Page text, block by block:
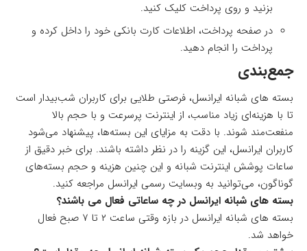
بزنید و روی پرداخت کلیک کنید.
در صفحه پرداخت، اطلاعات کارت بانکی خود را داخل کرده و
پرداخت را انجام دهید.
جمع‌بندی
بسته های شبانه ایرانسل، فرصتی طلایی برای کاربران شب‌بیدار است
تا با هزینه‌ای زیاد مناسب، از اینترنت پرسرعت و با حجم بالا
منفعت‌مند شوند. با دقت به مزایای این بسته‌ها، پیشنهاد می‌شود
کاربران ایرانسل، این گزینه را در نظر داشته باشند. برای خبر دقیق از
ساعات پوشش اینترنت شبانه و این چنین هزینه و حجم بسته‌های
گوناگون، می‌توانید به وبسایت رسمی ایرانسل مراجعه کنید.
بسته های شبانه ایرانسل در چه ساعاتی فعال می باشند؟
بسته های شبانه ایرانسل در بازه وقتی ساعت ۲ تا ۷ صبح فعال
خواهد شد.